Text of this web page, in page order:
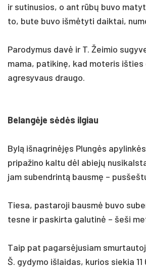
ir su­ti­nu­sios, o ant rūbų bu­vo
to, bu­te bu­vo išmė­ty­ti daik­tai,
Pa­ro­dy­mus davė ir T. Žei­mio
ma­ma, pa­ti­kinę, kad mo­te­ris iš­ties
ag­re­sy­vaus drau­go.
Be­langė­je sėdės il­giau
Bylą iš­nag­rinėjęs Plungės
pri­pa­ži­no kal­tu dėl abiejų
jam su­bend­rintą bausmę –
Tie­sa, pa­sta­ro­ji bausmė bu­vo
tes­ne ir pa­skir­ta ga­lu­tinė – še­ši
Taip pat pa­garsė­ju­siam
Š. gy­dy­mo iš­lai­das, ku­rios sie­kia